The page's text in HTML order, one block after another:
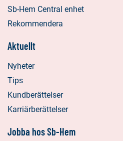
Sb-Hem Central enhet
Rekommendera
Aktuellt
Nyheter
Tips
Kundberättelser
Karriärberättelser
Jobba hos Sb-Hem